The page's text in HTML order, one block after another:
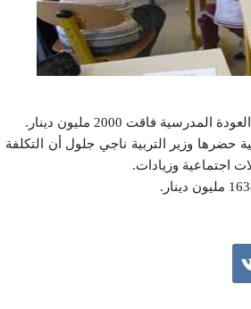
فاقت 2000 مليون دينار.
وزير التربية ناجي جلول أن التكلفة
اجتماعية وزيادات.